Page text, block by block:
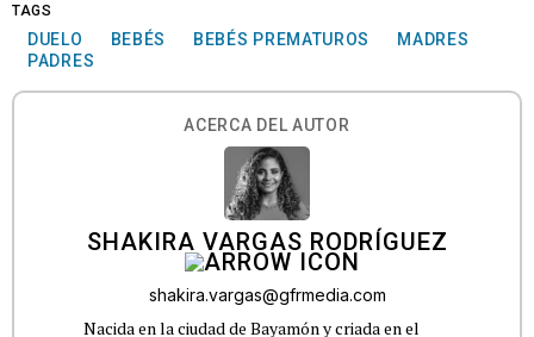
TAGS
DUELO BEBÉS BEBÉS PREMATUROS
MADRES
PADRES
ACERCA DEL AUTOR
SHAKIRA VARGAS RODRÍGUEZ
shakira.vargas@gfrmedia.com
Nacida en la ciudad de Bayamón y criada en el